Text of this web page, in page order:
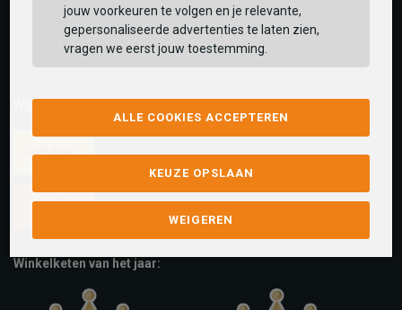
Wij versturen met:
Winkelketen van het jaar:
jouw voorkeuren te volgen en je relevante,
gepersonaliseerde advertenties te laten zien,
vragen we eerst jouw toestemming.
ALLE COOKIES ACCEPTEREN
KEUZE OPSLAAN
WEIGEREN